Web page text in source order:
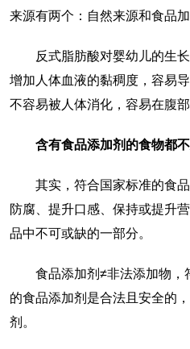
来源有两个：自然来源和食品加
反式脂肪酸对婴幼儿的生
增加人体血液的黏稠度，容易
不容易被人体消化，容易在腹
含有食品添加剂的食物都
其实，符合国家标准的食
防腐、提升口感、保持或提升
品中不可或缺的一部分。
食品添加剂≠非法添加物，
的食品添加剂是合法且安全的
剂。